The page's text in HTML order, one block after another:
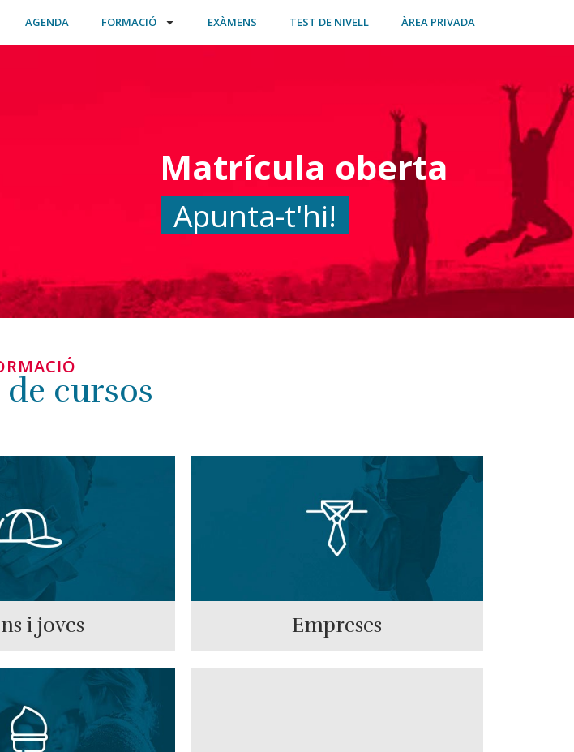
AGENDA FORMACIÓ EXÀMENS TEST DE NIVELL ÀREA PRIVADA
Apunta-t'hi!
Matrícula oberta
cursos
i joves Empreses